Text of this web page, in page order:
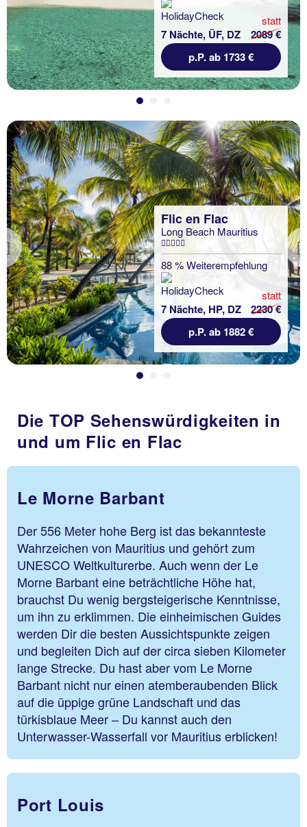
7 Nächte, ÜF, DZ
statt
2089 €
p.P. ab 1733 €
Previous
Flic en Flac
Long Beach Mauritius
88 % Weiterempfehlung
7 Nächte, HP, DZ
statt
2230 €
p.P. ab 1882 €
Die TOP Sehenswürdigkeiten in
und um Flic en Flac
Le Morne Barbant
Der 556 Meter hohe Berg ist das bekannteste
Wahrzeichen von Mauritius und gehört zum
UNESCO Weltkulturerbe. Auch wenn der Le
Morne Barbant eine beträchtliche Höhe hat,
brauchst Du wenig bergsteigerische Kenntnisse,
um ihn zu erklimmen. Die einheimischen Guides
werden Dir die besten Aussichtspunkte zeigen
und begleiten Dich auf der circa sieben Kilometer
lange Strecke. Du hast aber vom Le Morne
Barbant nicht nur einen atemberaubenden Blick
auf die üppige grüne Landschaft und das
türkisblaue Meer – Du kannst auch den
Unterwasser-Wasserfall vor Mauritius erblicken!
Port Louis